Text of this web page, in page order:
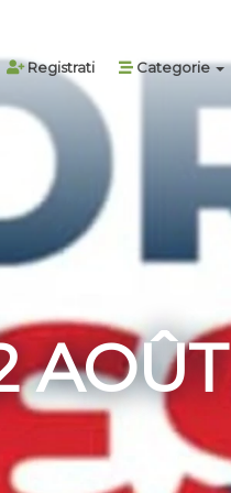
Registrati Categorie
AOÛT